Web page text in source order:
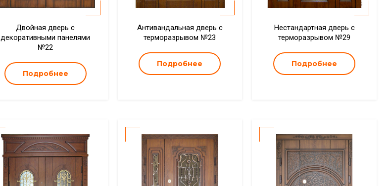
Двойная дверь с
декоративными панелями
№22
Подробнее
Антивандальная дверь с
терморазрывом №23
Подробнее
Нестандартная дверь с
терморазрывом №29
Подробнее